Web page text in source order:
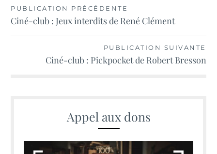
Navigation
de
PUBLICATION PRÉCÉDENTE
Ciné-club : Jeux interdits de René Clément
PUBLICATION SUIVANTE
Ciné-club : Pickpocket de Robert Bresson
Appel aux dons